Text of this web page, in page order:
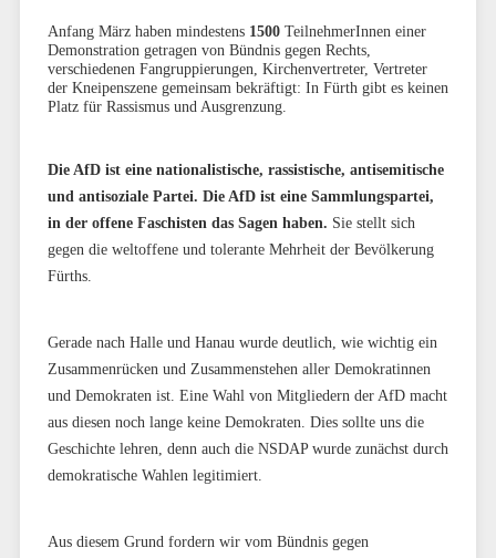
Anfang März haben mindestens 1500TeilnehmerInnen einer
Demonstration getragen von Bündnis gegen Rechts,
verschiedenen Fangruppierungen, Kirchenvertreter, Vertreter
der Kneipenszene gemeinsam bekräftigt: In Fürth gibt es keinen
Platz für Rassismus und Ausgrenzung.
Die AfD ist eine nationalistische, rassistische, antisemitische
und antisoziale Partei. Die AfD ist eine Sammlungspartei,
in der offene Faschisten das Sagen haben. Sie stellt sich
gegen die weltoffene und tolerante Mehrheit der Bevölkerung
Fürths.
Gerade nach Halle und Hanau wurde deutlich, wie wichtig ein
Zusammenrücken und Zusammenstehen aller Demokratinnen
und Demokraten ist. Eine Wahl von Mitgliedern der AfD macht
aus diesen noch lange keine Demokraten. Dies sollte uns die
Geschichte lehren, denn auch die NSDAP wurde zunächst durch
demokratische Wahlen legitimiert.
Aus diesem Grund fordern wir vom Bündnis gegen